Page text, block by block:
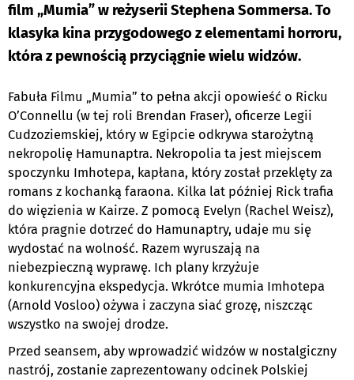
film „Mumia” w reżyserii Stephena Sommersa. To
klasyka kina przygodowego z elementami horroru,
która z pewnością przyciągnie wielu widzów.
Fabuła Filmu „Mumia” to pełna akcji opowieść o Ricku
O’Connellu (w tej roli Brendan Fraser), oficerze Legii
Cudzoziemskiej, który w Egipcie odkrywa starożytną
nekropolię Hamunaptra. Nekropolia ta jest miejscem
spoczynku Imhotepa, kapłana, który został przeklęty za
romans z kochanką faraona. Kilka lat później Rick trafia
do więzienia w Kairze. Z pomocą Evelyn (Rachel Weisz),
która pragnie dotrzeć do Hamunaptry, udaje mu się
wydostać na wolność. Razem wyruszają na
niebezpieczną wyprawę. Ich plany krzyżuje
konkurencyjna ekspedycja. Wkrótce mumia Imhotepa
(Arnold Vosloo) ożywa i zaczyna siać grozę, niszcząc
wszystko na swojej drodze.
Przed seansem, aby wprowadzić widzów w nostalgiczny
nastrój, zostanie zaprezentowany odcinek Polskiej